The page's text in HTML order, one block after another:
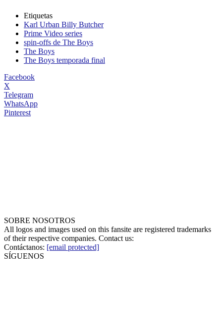
Etiquetas
Karl Urban Billy Butcher
Prime Video series
spin-offs de The Boys
The Boys
The Boys temporada final
Facebook
X
Telegram
WhatsApp
Pinterest
SOBRE NOSOTROS
All logos and images used on this fansite are registered trademarks
of their respective companies. Contact us:
Contáctanos: [email protected]
SÍGUENOS